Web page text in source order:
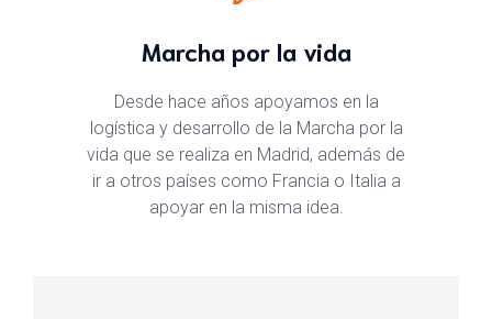
Marcha por la vida
Desde hace años apoyamos en la
logística y desarrollo de la Marcha por la
vida que se realiza en Madrid, además de
ir a otros países como Francia o Italia a
apoyar en la misma idea.